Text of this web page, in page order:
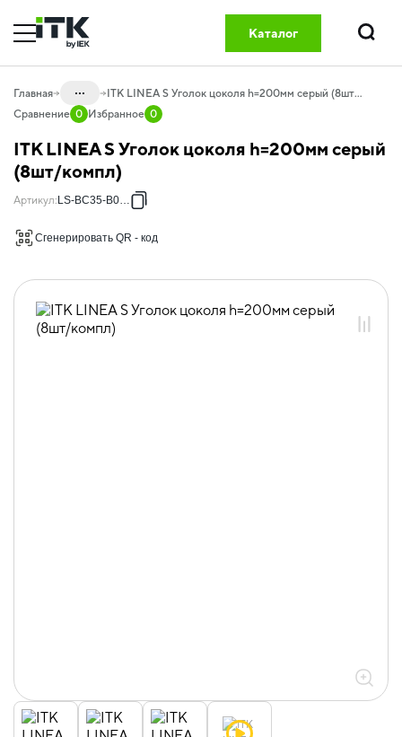
Каталог
Поиск
Главная ...
20.01 Шкафы телекоммуникационные
20.01.02 Шкафы серверные
LINEA S
ITK LINEA S Уголок цоколя h=200мм серый (8шт/компл)
Сравнение 0 Избранное 0
ITK LINEA S Уголок цоколя h=200мм серый
(8шт/компл)
Артикул: LS-BC35-B0-02
Сгенерировать QR - код